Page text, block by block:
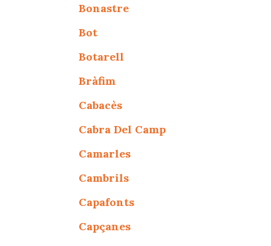
Bonastre
Bot
Botarell
Bràfim
Cabacès
Cabra Del Camp
Camarles
Cambrils
Capafonts
Capçanes